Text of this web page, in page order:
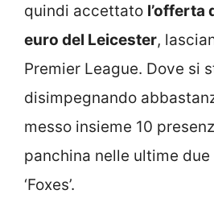
quindi accettato l’offerta
euro del Leicester,
Premier League. Dove si
disimpegnando
messo insieme 10
panchina nelle ultime
‘Foxes’.